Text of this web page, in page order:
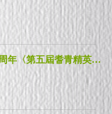
慶祝國慶六十四周年暨澳門特區成立十四周年〈第五屆耆青精英大匯演〉